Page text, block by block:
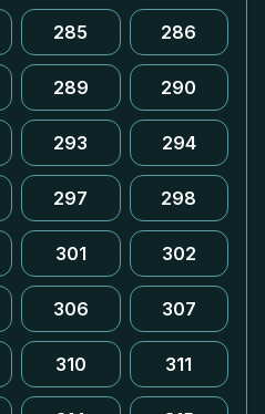
285 286
289 290
293 294
297 298
301 302
306 307
310 311